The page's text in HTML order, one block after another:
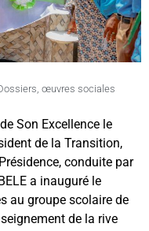
œuvres sociales
Son Excellence le
de la Transition,
conduite par
a inauguré le
au groupe scolaire de
de la rive